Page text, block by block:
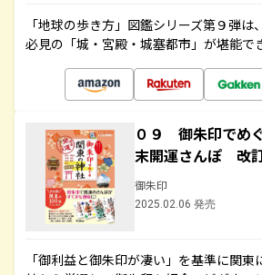
「地球の歩き方」図鑑シリーズ第９弾は
必見の「城・宮殿・城塞都市」が堪能で
０９ 御朱印でめ
末開運さんぽ 改
御朱印
2025.02.06 発売
「御利益と御朱印が凄い」を基準に関